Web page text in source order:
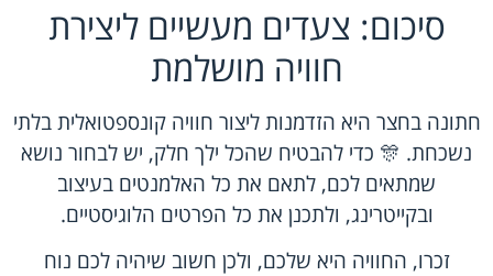
סיכום: צעדים מעשיים ליצירת
חוויה מושלמת
חתונה בחצר היא הזדמנות ליצור חוויה קונספטואלית בלתי
נשכחת. 🎊 כדי להבטיח שהכל ילך חלק, יש לבחור נושא
שמתאים לכם, לתאם את כל האלמנטים בעיצוב
ובקייטרינג, ולתכנן את כל הפרטים הלוגיסטיים.
זכרו, החוויה היא שלכם, ולכן חשוב שיהיה לכם נוח